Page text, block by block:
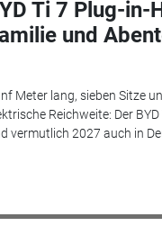
Ti 7 Plug-in-
und
Meter lang, sieben Sitze
Reichweite: Der
vermutlich 2027 auch in